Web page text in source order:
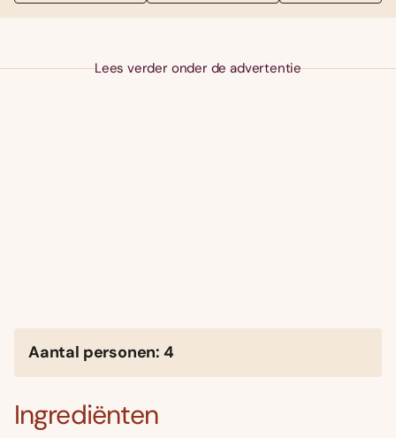
Lees verder onder de advertentie
Aantal personen: 4
Ingrediënten